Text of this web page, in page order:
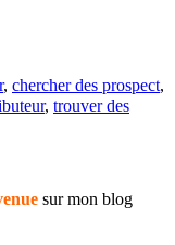
, chercher des prospect,
, trouver des
sur mon blog